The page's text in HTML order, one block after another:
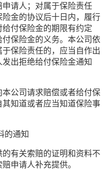
请人；对属于保险责任
金的协议后十日内，履行
付保险金的期限有约定
保险金的义务。本公司依
保险责任的，应当自作出
出拒绝给付保险金通知
公司请求赔偿或者给付保
知道或者应当知道保险事
的通知
有关索赔的证明和资料不
申请人补充提供。